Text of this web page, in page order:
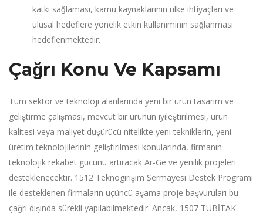
katkı sağlaması, kamu kaynaklarının ülke ihtiyaçları ve
ulusal hedeflere yönelik etkin kullanımının sağlanması
hedeflenmektedir.
Çağrı Konu Ve Kapsamı
Tüm sektör ve teknoloji alanlarında yeni bir ürün tasarım ve
geliştirme çalışması, mevcut bir ürünün iyileştirilmesi, ürün
kalitesi veya maliyet düşürücü nitelikte yeni tekniklerin, yeni
üretim teknolojilerinin geliştirilmesi konularında, firmanın
teknolojik rekabet gücünü artıracak Ar-Ge ve yenilik projeleri
desteklenecektir. 1512 Teknogirişim Sermayesi Destek Programı
ile desteklenen firmaların üçüncü aşama proje başvuruları bu
çağrı dışında sürekli yapılabilmektedir. Ancak, 1507 TÜBİTAK